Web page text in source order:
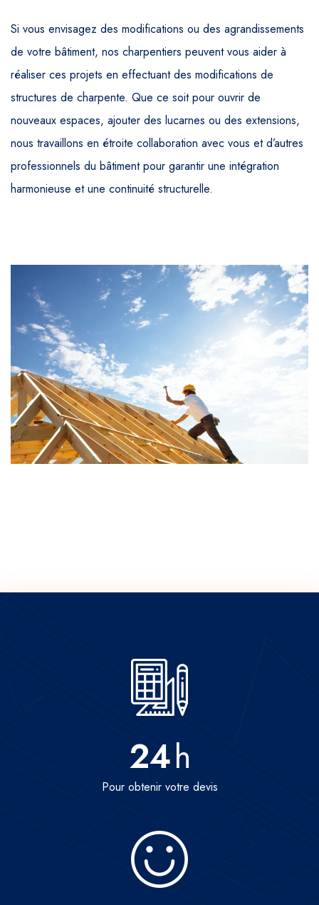
Si vous envisagez des modifications ou des agrandissements
de votre bâtiment, nos charpentiers peuvent vous aider à
réaliser ces projets en effectuant des modifications de
structures de charpente. Que ce soit pour ouvrir de
nouveaux espaces, ajouter des lucarnes ou des extensions,
nous travaillons en étroite collaboration avec vous et d’autres
professionnels du bâtiment pour garantir une intégration
harmonieuse et une continuité structurelle.
24h
Pour obtenir votre devis